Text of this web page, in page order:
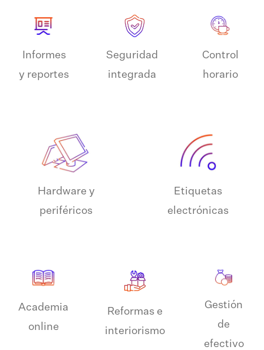
Informes
y reportes
Seguridad
integrada
Control
horario
Hardware y
periféricos
Etiquetas
electrónicas
Academia
online
Reformas e
interiorismo
Gestión
de
efectivo